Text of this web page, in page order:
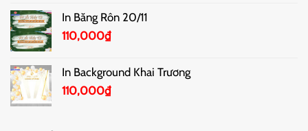
In Băng Rôn 20/11
110,000₫
In Background Khai Trương
110,000₫